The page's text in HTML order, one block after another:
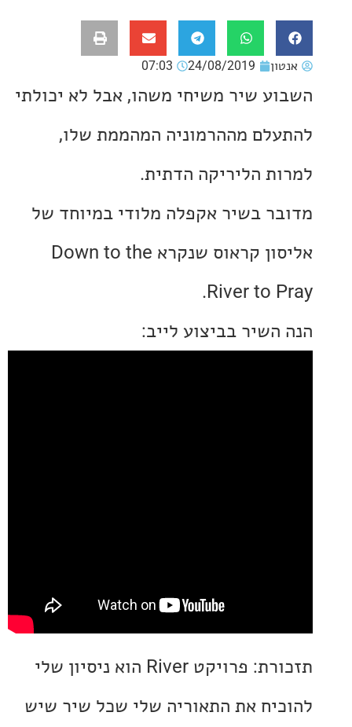
24/08/2019
07:03
שיר משיחי משהו, אבל לא יכולתי
מההרמוניה המהממת שלו,
הליריקה הדתית.
בשיר אקפלה מלודי במיוחד של
אליסון קראוס שנקרא Down to the
River to
בביצוע לייב:
תזכורת: פרויקט River הוא ניסיון שלי
את התאוריה שלי שכל שיר שיש